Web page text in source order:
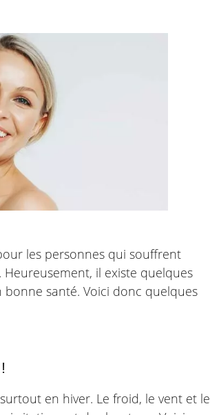
les personnes qui souffrent
il existe quelques
bonne santé. Voici donc quelques
en hiver. Le froid, le vent et le